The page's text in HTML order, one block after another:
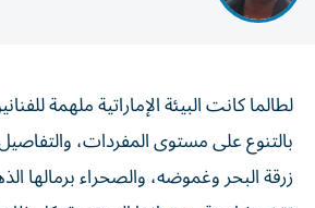
بالتنوع على مستوى المفردات،
زرقة البحر وغموضه، والصحراء برمالها
تقف شامخة، ووديانها المخضرة، كل